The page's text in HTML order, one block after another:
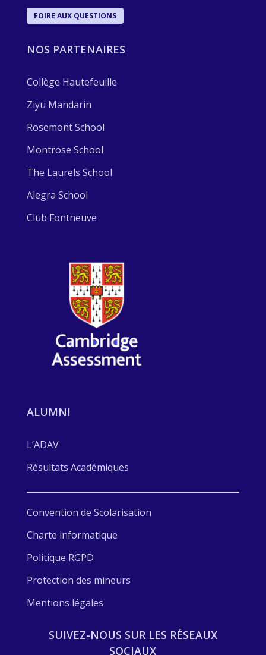
FOIRE AUX QUESTIONS
NOS PARTENAIRES
Collège Hautefeuille
Ziyu Mandarin
Rosemont School
Montrose School
The Laurels School
Alegra School
Club Fontneuve
ALUMNI
L’ADAV
Résultats Académiques
Convention de Scolarisation
Charte informatique
Politique RGPD
Protection des mineurs
Mentions légales
SUIVEZ-NOUS SUR LES RÉSEAUX
SOCIAUX